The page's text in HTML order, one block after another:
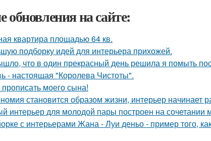
обновления на сайте:
квартира площадью 64 кв.
подборку идей для интерьера прихожей.
что в один прекрасный день решила я помыть
- настоящая "Королева Чистоты".
моего сына!
становится образом жизни, интерьер начинает
интерьер для молодой пары построен на сочетании
с интерьерами Жана - Луи деньо - пример того,